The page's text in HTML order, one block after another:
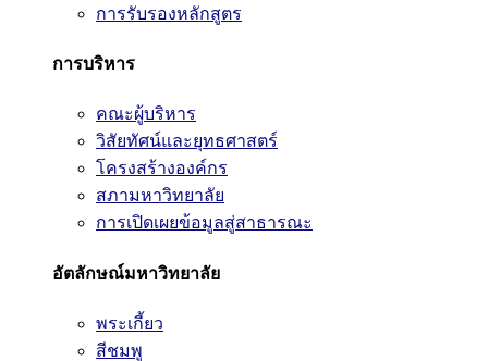
การรับรองหลักสูตร
การบริหาร
คณะผู้บริหาร
วิสัยทัศน์และยุทธศาสตร์
โครงสร้างองค์กร
สภามหาวิทยาลัย
การเปิดเผยข้อมูลสู่สาธารณะ
อัตลักษณ์มหาวิทยาลัย
พระเกี้ยว
สีชมพู